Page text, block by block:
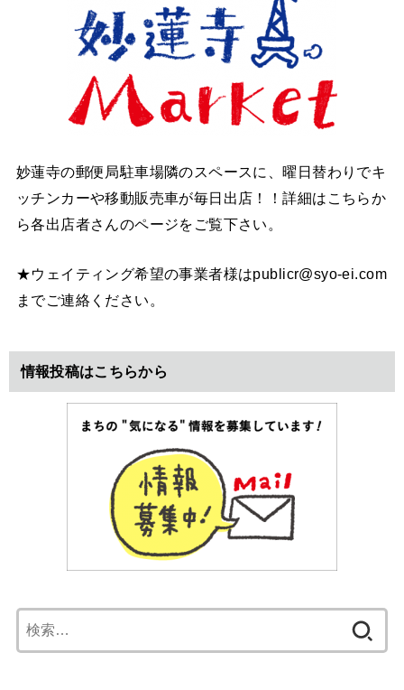
妙蓮寺の郵便局駐車場隣のスペースに、曜日替わりでキ
ッチンカーや移動販売車が毎日出店！！詳細はこちらか
ら各出店者さんのページをご覧下さい。
★ウェイティング希望の事業者様はpublicr@syo-ei.com
までご連絡ください。
情報投稿はこちらから
索: